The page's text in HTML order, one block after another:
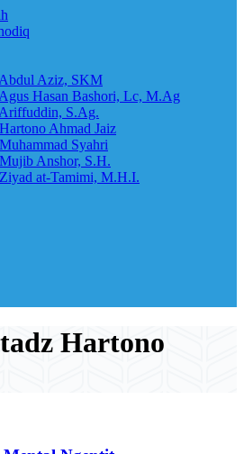
Aziz, SKM
Hasan Bashori, Lc, M.Ag
S.Ag.
Ahmad Jaiz
Syahri
Anshor, S.H.
at-Tamimi, M.H.I.
Hartono